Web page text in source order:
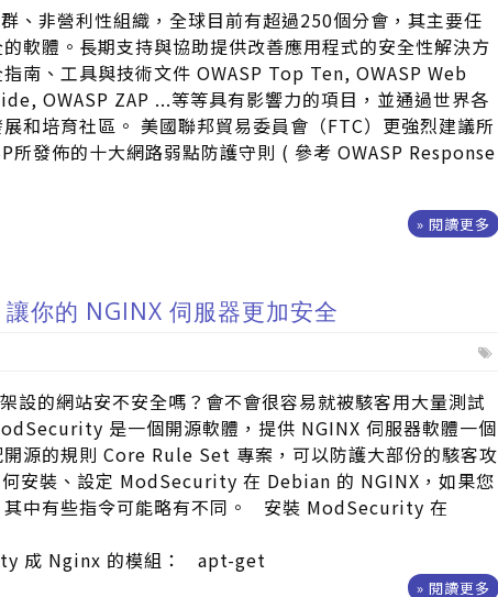
、非營利性組織，全球目前有超過250個分會，其主要任
軟體。長期支持與協助提供改善應用程式的安全性解決方
南、工具與技術文件 OWASP Top Ten, OWASP Web
OWASP ZAP ...等等具有影響力的項目，並通過世界各
和培育社區。 美國聯邦貿易委員會（FTC）更強烈建議所
所發佈的十大網路弱點防護守則 ( 參考 OWASP Response
» 閱讀更多
你的 NGINX 伺服器更加安全
設的網站安不安全嗎？會不會很容易就被駭客用大量測試
是一個開源軟體，提供 NGINX 伺服器軟體一個
源的規則 Core Rule Set 專案，可以防護大部份的駭客攻
安裝、設定 ModSecurity 在 Debian 的 NGINX，如果您
其中有些指令可能略有不同。 安裝 ModSecurity 在
成 Nginx 的模組： apt-get
» 閱讀更多